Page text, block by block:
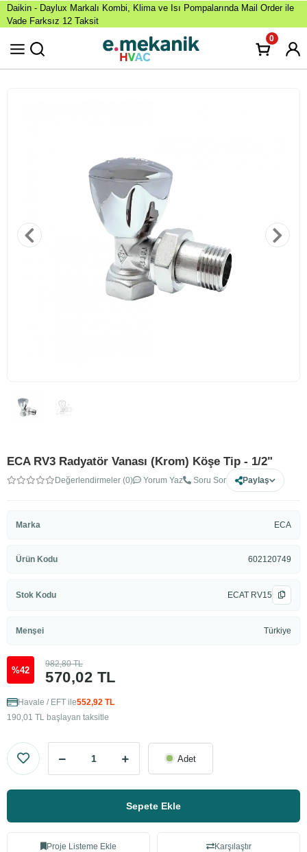
Daikin - Daylux Markalı Kombi, Klima ve Isı Pompalarında Mail Order ile
Vade Farksız 12 Taksit
0
ECA RV3 Radyatör Vanası (Krom) Köşe Tip - 1/2"
Değerlendirmeler (0) Yorum Yaz Soru Sor Paylaş
Marka ECA
Ürün Kodu 602120749
Stok Kodu ECAT RV15
Menşei Türkiye
%42 570,02 TL
982,80 TL
Havale / EFT ile552,92 TL
190,01 TL başlayan taksitle
Adet
Sepete Ekle
Proje Listeme Ekle Karşılaştır